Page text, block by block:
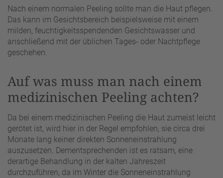
Nach einem normalen Peeling sollte man die Haut pflegen.
Das kann im Gesichtsbereich beispielsweise mit einem
milden, feuchtigkeitsspendenden Gesichtswasser und
anschließend mit der üblichen Tages- oder Nachtpflege
geschehen.
Auf was muss man nach einem
medizinischen Peeling achten?
Da bei einem medizinischen Peeling die Haut zumeist leicht
gerötet ist, wird hier in der Regel empfohlen, sie circa drei
Monate lang keiner direkten Sonneneinstrahlung
auszusetzen. Dementsprechenden ist es ratsam, eine
derartige Behandlung in der kalten Jahreszeit
durchzuführen, da im Winter die Sonneneinstrahlung